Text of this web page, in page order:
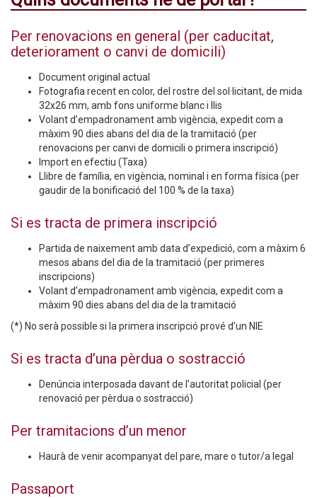
Per renovacions en general (per caducitat,
deteriorament o canvi de domicili)
Document original actual
Fotografia recent en color, del rostre del sol·licitant, de mida
32x26 mm, amb fons uniforme blanc i llis
Volant d’empadronament amb vigència, expedit com a
màxim 90 dies abans del dia de la tramitació (per
renovacions per canvi de domicili o primera inscripció)
Import en efectiu (Taxa)
Llibre de família, en vigència, nominal i en forma física (per
gaudir de la bonificació del 100 % de la taxa)
Si es tracta de primera inscripció
Partida de naixement amb data d’expedició, com a màxim 6
mesos abans del dia de la tramitació (per primeres
inscripcions)
Volant d’empadronament amb vigència, expedit com a
màxim 90 dies abans del dia de la tramitació
(*) No serà possible si la primera inscripció prové d’un NIE
Si es tracta d’una pèrdua o sostracció
Denúncia interposada davant de l’autoritat policial (per
renovació per pèrdua o sostracció)
Per tramitacions d’un menor
Haurà de venir acompanyat del pare, mare o tutor/a legal
Passaport